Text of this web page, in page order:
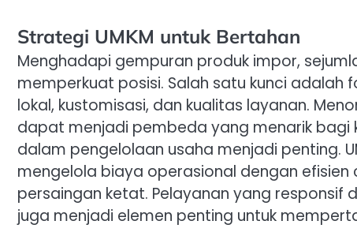
Strategi UMKM untuk Bertahan
Menghadapi gempuran produk impor,
memperkuat posisi. Salah satu kunci adalah
lokal, kustomisasi, dan kualitas layanan.
dapat menjadi pembeda yang menarik bagi
dalam pengelolaan usaha menjadi penting.
mengelola biaya operasional dengan
persaingan ketat. Pelayanan yang responsif
juga menjadi elemen penting untuk